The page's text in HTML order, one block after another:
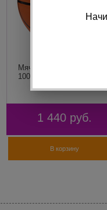
Мяч баскетбольный JB-
100 №7 Jögel
1 440 руб.
В корзину